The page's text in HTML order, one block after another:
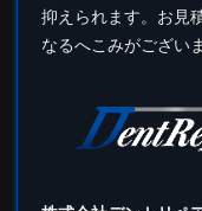
抑えられます。お見
なるへこみがござい